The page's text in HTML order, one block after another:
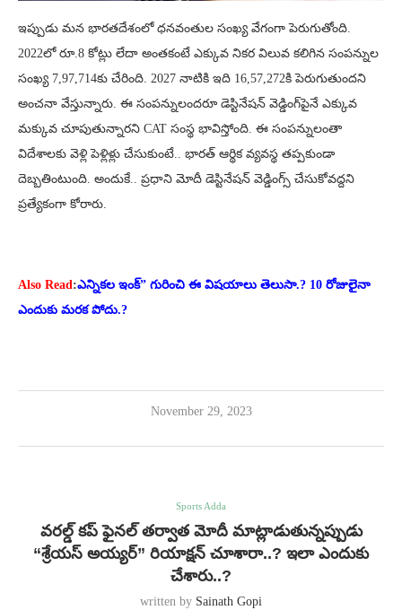
ఇప్పుడు మన భారతదేశంలో ధనవంతుల సంఖ్య వేగంగా పెరుగుతోంది.
2022లో రూ.8 కోట్లు లేదా అంతకంటే ఎక్కువ నికర విలువ కలిగిన సంపన్నుల
సంఖ్య 7,97,714కు చేరింది. 2027 నాటికి ఇది 16,57,272కి పెరుగుతుందని
అంచనా వేస్తున్నారు. ఈ సంపన్నులందరూ డెస్టినేషన్ వెడ్డింగ్‌పైనే ఎక్కువ
మక్కువ చూపుతున్నారని CAT సంస్థ భావిస్తోంది. ఈ సంపన్నులంతా
విదేశాలకు వెళ్లి పెళ్లిళ్లు చేసుకుంటే.. భారత్ ఆర్థిక వ్యవస్థ తప్పకుండా
దెబ్బతింటుంది. అందుకే.. ప్రధాని మోదీ డెస్టినేషన్ వెడ్డింగ్స్ చేసుకోవద్దని
ప్రత్యేకంగా కోరారు.
Also Read:ఎన్నికల ఇంక్” గురించి ఈ విషయాలు తెలుసా.? 10 రోజులైనా
ఎందుకు మరక పోదు.?
November 29, 2023
Sports Adda
వరల్డ్ కప్ ఫైనల్ తర్వాత మోదీ మాట్లాడుతున్నప్పుడు
“శ్రేయస్ అయ్యర్” రియాక్షన్ చూశారా..? ఇలా ఎందుకు
చేశారు..?
written by Sainath Gopi